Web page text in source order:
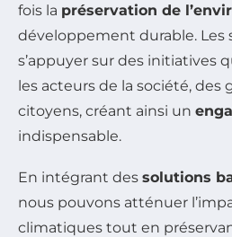
fois la préservation de
développement durable. Les
s’appuyer sur des initiatives
les acteurs de la société,
citoyens, créant ainsi un
indispensable.
En intégrant des solutions
nous pouvons atténuer
climatiques tout en